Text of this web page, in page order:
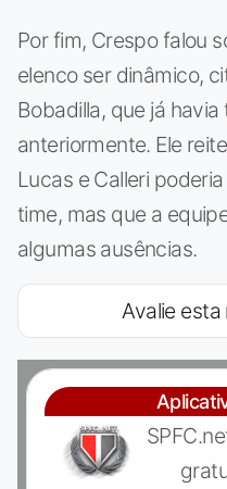
Por fim, Crespo falou
elenco ser dinâmico,
Bobadilla, que já
anteriormente. Ele
Lucas e Calleri
time, mas que a
algumas ausências.
Avalie esta